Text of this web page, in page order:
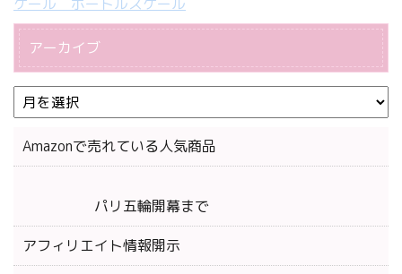
アーカイブ
Amazonで売れている人気商品
パリ五輪開幕まで
アフィリエイト情報開示